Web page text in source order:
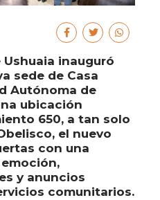
inauguró
sede de Casa
Autónoma de
ubicación
650, a tan solo
el nuevo
con una
y anuncios
comunitarios.